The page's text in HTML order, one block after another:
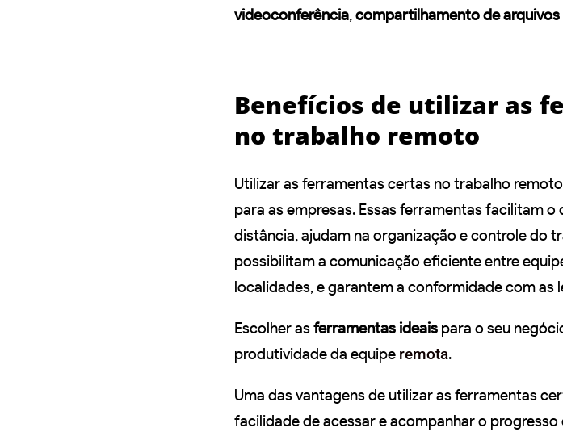
videoconferência,compartilhamento de arquivos
Benefícios de utilizar as
no trabalho remoto
Utilizar as ferramentas certas no trabalho
para as empresas. Essas ferramentas facilitam
distância, ajudam na organização e controle do
possibilitam a comunicação eficiente entre
localidades, e garantem a conformidade com as
Escolher asferramentas ideais para o seu
produtividade da equipe remota.
Uma das vantagens de utilizar as ferramentas
facilidade de acessar e acompanhar o